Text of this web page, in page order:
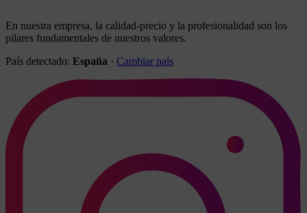
En nuestra empresa, la calidad-precio y la profesionalidad son los
pilares fundamentales de nuestros valores.
País detectado: España · Cambiar país